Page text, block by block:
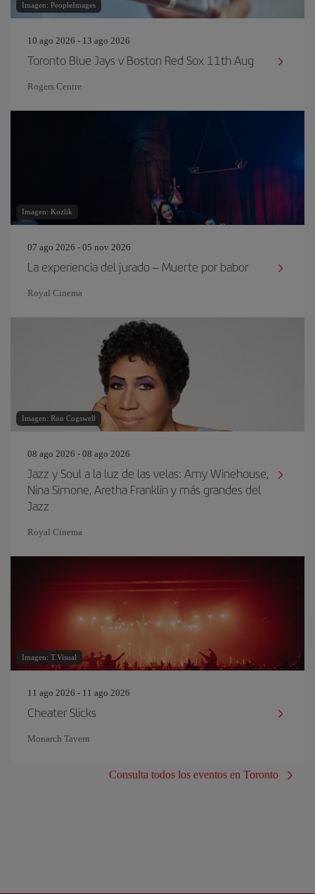
Imagen: PeopleImages
10 ago 2026 - 13 ago 2026
Toronto Blue Jays v Boston Red Sox 11th Aug
Rogers Centre
Imagen: Kozlik
07 ago 2026 - 05 nov 2026
La experiencia del jurado – Muerte por babor
Royal Cinema
Imagen: Ron Cogswell
08 ago 2026 - 08 ago 2026
Jazz y Soul a la luz de las velas: Amy Winehouse,
Nina Simone, Aretha Franklin y más grandes del
Jazz
Royal Cinema
Imagen: T.Visual
11 ago 2026 - 11 ago 2026
Cheater Slicks
Monarch Tavern
Consulta todos los eventos en Toronto